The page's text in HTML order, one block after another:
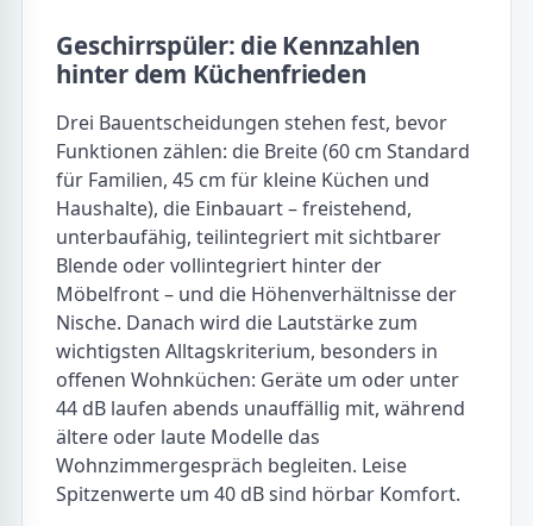
Geschirrspüler: die Kennzahlen
hinter dem Küchenfrieden
Drei Bauentscheidungen stehen fest, bevor
Funktionen zählen: die Breite (60 cm Standard
für Familien, 45 cm für kleine Küchen und
Haushalte), die Einbauart – freistehend,
unterbaufähig, teilintegriert mit sichtbarer
Blende oder vollintegriert hinter der
Möbelfront – und die Höhenverhältnisse der
Nische. Danach wird die Lautstärke zum
wichtigsten Alltagskriterium, besonders in
offenen Wohnküchen: Geräte um oder unter
44 dB laufen abends unauffällig mit, während
ältere oder laute Modelle das
Wohnzimmergespräch begleiten. Leise
Spitzenwerte um 40 dB sind hörbar Komfort.